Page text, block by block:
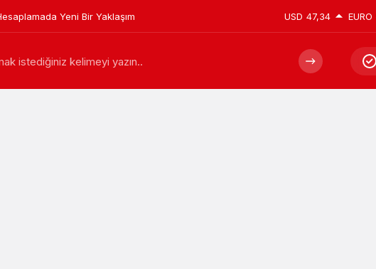
Yeni Bir Yaklaşım USD 47,34 EURO